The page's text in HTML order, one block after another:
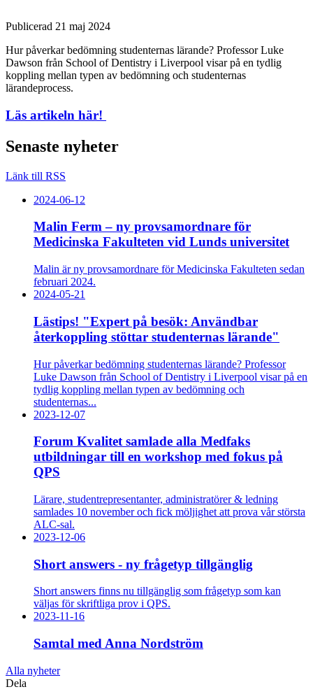
Publicerad 21 maj 2024
Hur påverkar bedömning studenternas lärande? Professor Luke
Dawson från School of Dentistry i Liverpool visar på en tydlig
koppling mellan typen av bedömning och studenternas
lärandeprocess.
Läs artikeln här!
Senaste nyheter
Länk till RSS
2024-06-12
Malin Ferm – ny provsamordnare för
Medicinska Fakulteten vid Lunds universitet
Malin är ny provsamordnare för Medicinska Fakulteten sedan
februari 2024.
2024-05-21
Lästips! "Expert på besök: Användbar
återkoppling stöttar studenternas lärande"
Hur påverkar bedömning studenternas lärande? Professor
Luke Dawson från School of Dentistry i Liverpool visar på en
tydlig koppling mellan typen av bedömning och
studenternas...
2023-12-07
Forum Kvalitet samlade alla Medfaks
utbildningar till en workshop med fokus på
QPS
Lärare, studentrepresentanter, administratörer & ledning
samlades 10 november och fick möljighet att prova vår största
ALC-sal.
2023-12-06
Short answers - ny frågetyp tillgänglig
Short answers finns nu tillgänglig som frågetyp som kan
väljas för skriftliga prov i QPS.
2023-11-16
Samtal med Anna Nordström
Alla nyheter
Dela